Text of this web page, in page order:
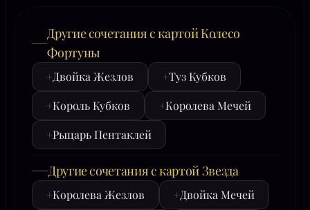
Другие сочетания с картой Колесо
Фортуны
+Двойка Жезлов +Туз Кубков
+Король Кубков +Королева Мечей
+Рыцарь Пентаклей
Другие сочетания с картой Звезда
+Королева Жезлов +Двойка Мечей